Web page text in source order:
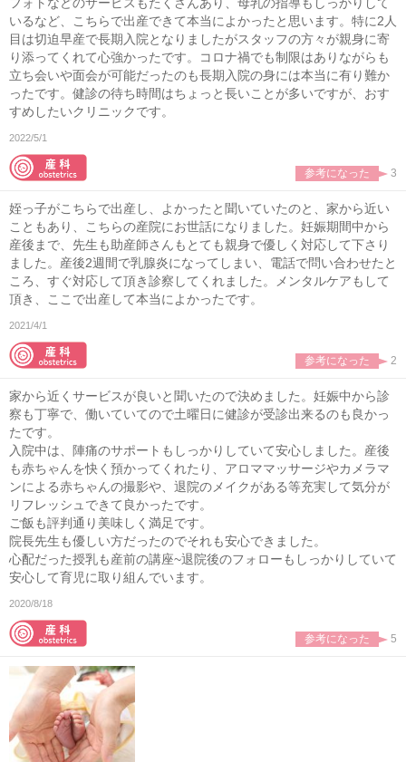
フォトなどのサービスもたくさんあり、母乳の指導もしっかりして
いるなど、こちらで出産できて本当によかったと思います。特に2人
目は切迫早産で長期入院となりましたがスタッフの方々が親身に寄
り添ってくれて心強かったです。コロナ禍でも制限はありながらも
立ち会いや面会が可能だったのも長期入院の身には本当に有り難か
ったです。健診の待ち時間はちょっと長いことが多いですが、おす
すめしたいクリニックです。
2022/5/1
参考になった 3
姪っ子がこちらで出産し、よかったと聞いていたのと、家から近い
こともあり、こちらの産院にお世話になりました。妊娠期間中から
産後まで、先生も助産師さんもとても親身で優しく対応して下さり
ました。産後2週間で乳腺炎になってしまい、電話で問い合わせたと
ころ、すぐ対応して頂き診察してくれました。メンタルケアもして
頂き、ここで出産して本当によかったです。
2021/4/1
参考になった 2
家から近くサービスが良いと聞いたので決めました。妊娠中から診
察も丁寧で、働いていてので土曜日に健診が受診出来るのも良かっ
たです。
入院中は、陣痛のサポートもしっかりしていて安心しました。産後
も赤ちゃんを快く預かってくれたり、アロママッサージやカメラマ
ンによる赤ちゃんの撮影や、退院のメイクがある等充実して気分が
リフレッシュできて良かったです。
ご飯も評判通り美味しく満足です。
院長先生も優しい方だったのでそれも安心できました。
心配だった授乳も産前の講座~退院後のフォローもしっかりしていて
安心して育児に取り組んでいます。
2020/8/18
参考になった 5